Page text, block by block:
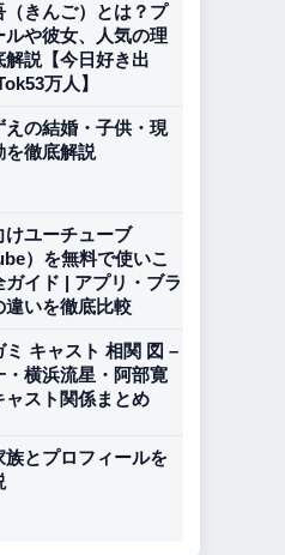
（きんご）とは？プ
ルや彼女、人気の理
解説【今日好き出
万人】
えの結婚・子供・現
を徹底解説
けユーチューブ
）を無料で使いこ
ガイド | アプリ・ブラ
違いを徹底比較
ミ キャスト 相関 図 –
・横浜流星・阿部寛
ャスト関係まとめ
族とプロフィールを